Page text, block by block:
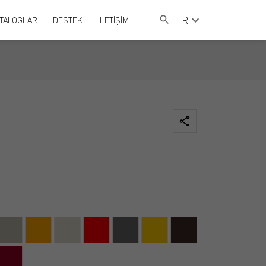
DESTEK İLETİŞİM TR